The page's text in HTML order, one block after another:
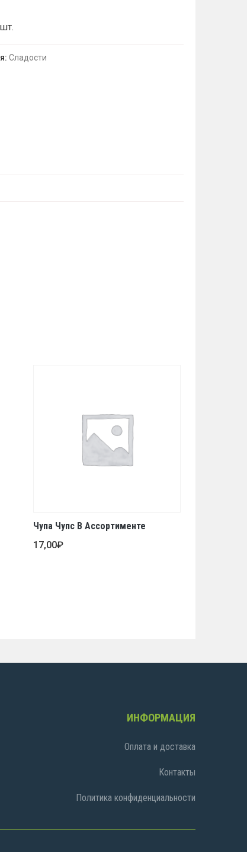
Сладости
Чупа Чупс В Ассортименте
17,00₽
ИНФОРМАЦИЯ
Оплата и доставка
Контакты
Политика конфиденциальности